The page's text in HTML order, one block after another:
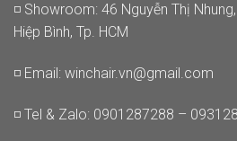
◽ Showroom: 46 Nguyễn Thị
Hiệp Bình, Tp. HCM
◽ Email: winchair.vn@gmail.com
◽ Tel & Zalo: 0901287288 –